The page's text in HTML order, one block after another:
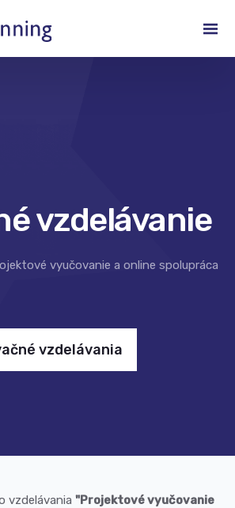
vzdelávanie
vyučovanie a online spolupráca
vzdelávania
vzdelávania "Projektové vyučovanie